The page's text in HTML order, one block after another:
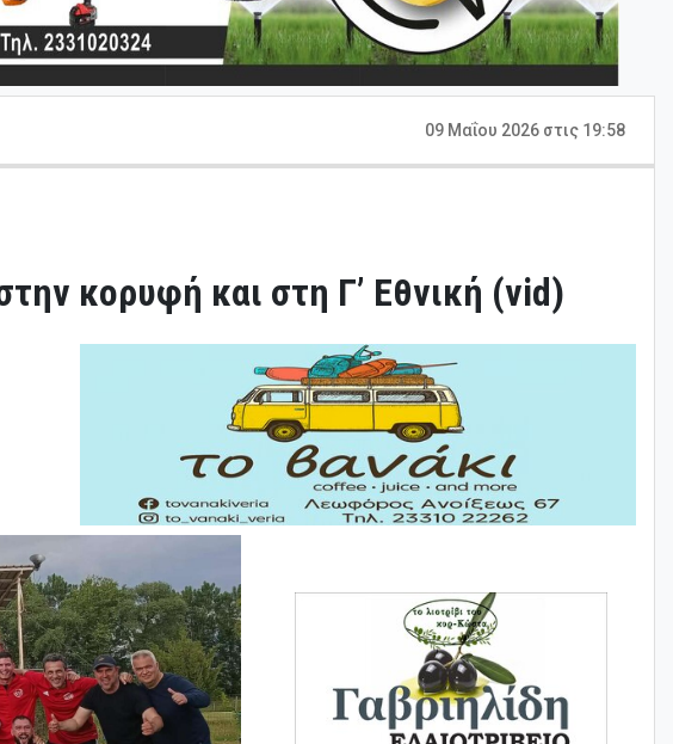
09 Μαΐου 2026 στις 19:58
κορυφή και στη Γ’ Εθνική (vid)